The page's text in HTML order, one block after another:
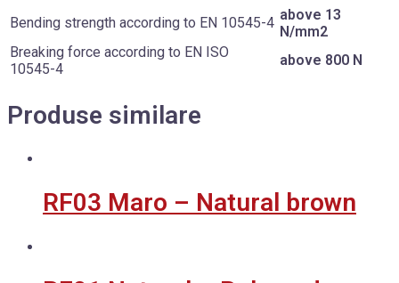
Bending strength according to EN 10545-4 above 13
N/mm2
Breaking force according to EN ISO
10545-4
above 800 N
Produse similare
RF03 Maro – Natural brown